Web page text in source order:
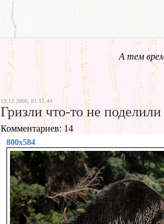
А тем
19.12.2008, 01.11.44
Гризли что-то не поделили
Комментариев: 14
800x584